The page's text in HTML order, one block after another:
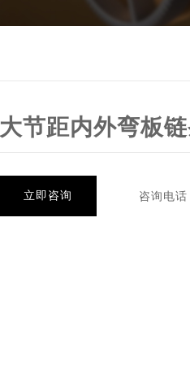
大节距内外弯板
立即咨询 咨询电话